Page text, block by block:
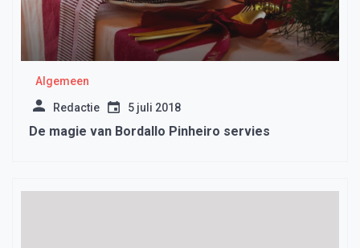
Algemeen
Redactie 5 juli 2018
De magie van Bordallo Pinheiro servies